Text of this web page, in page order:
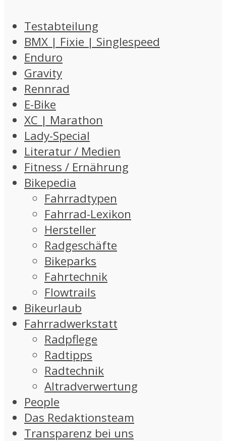
Testabteilung
BMX | Fixie | Singlespeed
Enduro
Gravity
Rennrad
E-Bike
XC | Marathon
Lady-Special
Literatur / Medien
Fitness / Ernährung
Bikepedia
Fahrradtypen
Fahrrad-Lexikon
Hersteller
Radgeschäfte
Bikeparks
Fahrtechnik
Flowtrails
Bikeurlaub
Fahrradwerkstatt
Radpflege
Radtipps
Radtechnik
Altradverwertung
People
Das Redaktionsteam
Transparenz bei uns